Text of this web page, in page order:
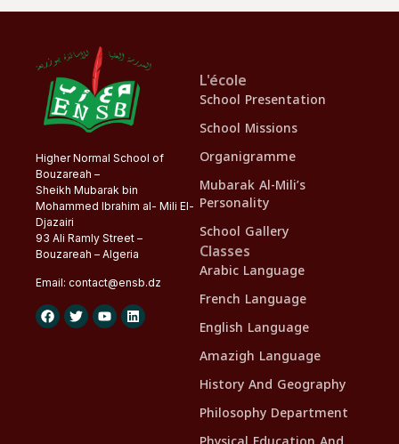
Higher Normal School of
Bouzareah –
Sheikh Mubarak bin
Mohammed Ibrahim al- Mili El-
Djazairi
93 Ali Ramly Street –
Bouzareah – Algeria
Email: contact@ensb.dz
L'école
School Presentation
School Missions
Organigramme
Mubarak Al-Mili’s
Personality
School Gallery
Classes
Arabic Language
French Language
English Language
Amazigh Language
History And Geography
Philosophy Department